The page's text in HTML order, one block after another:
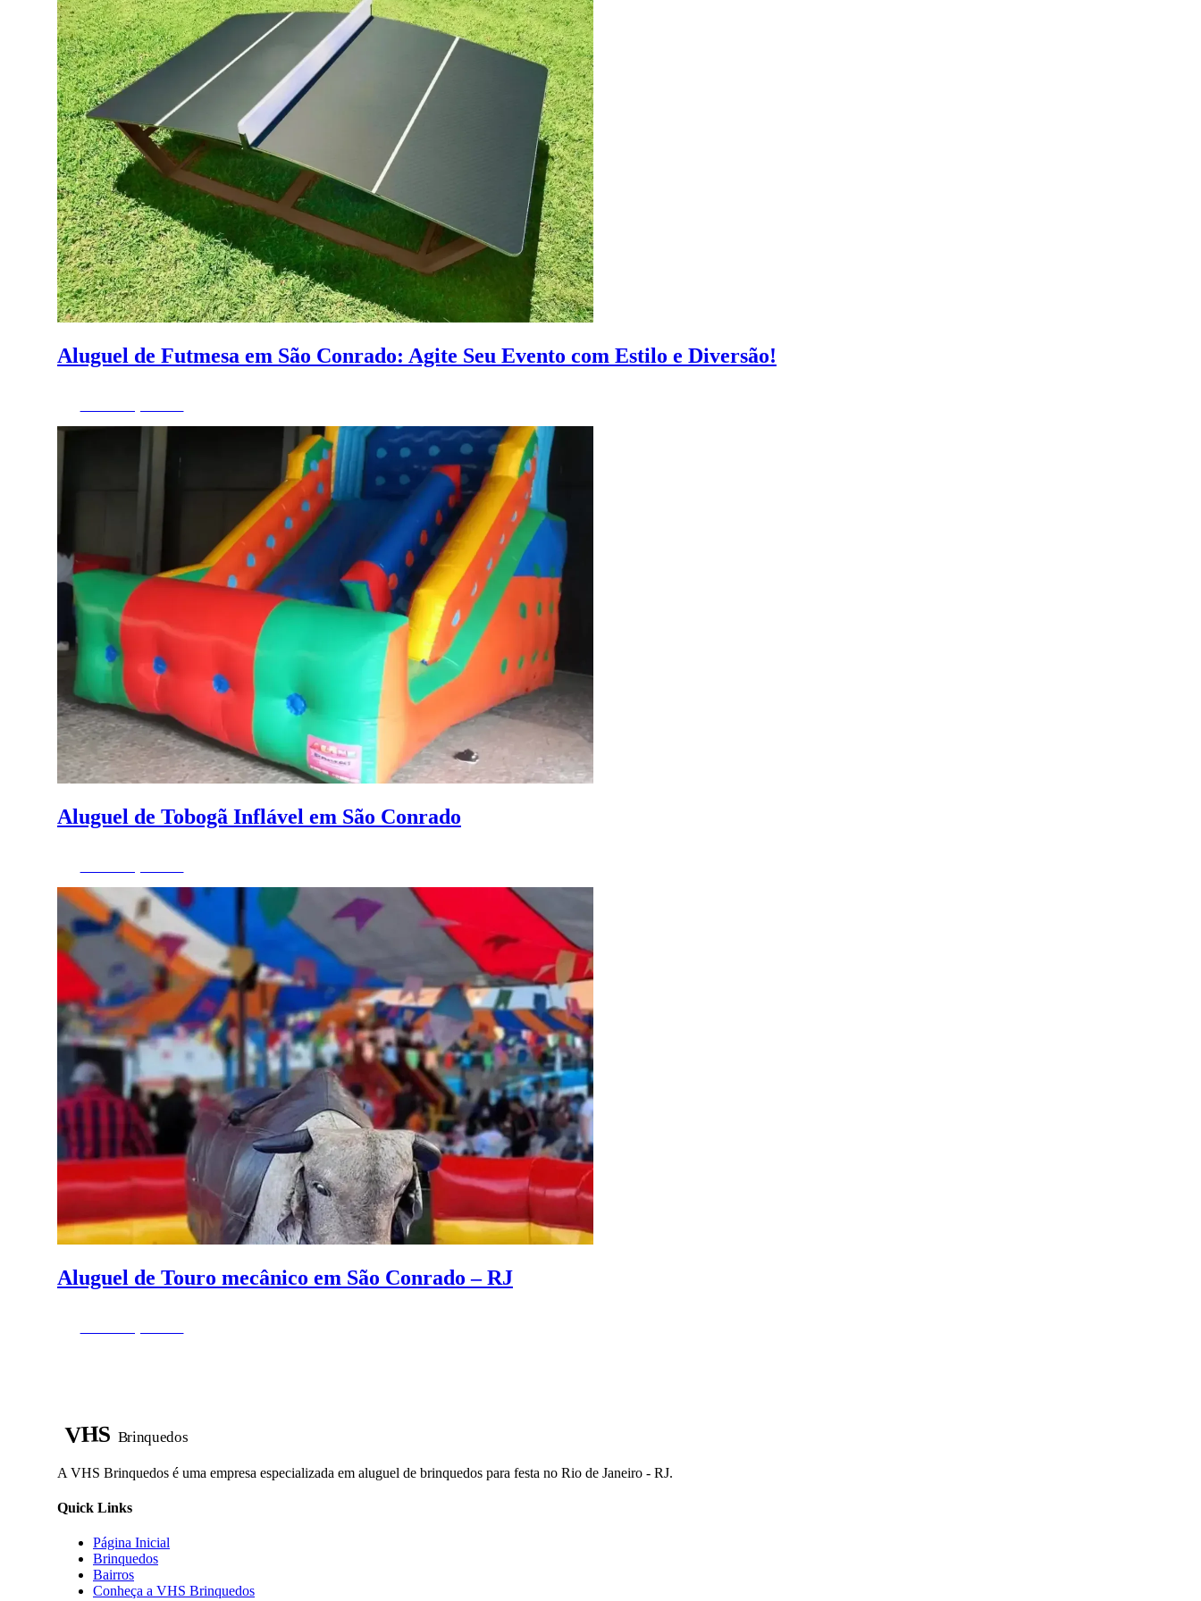
Aluguel de Futmesa em São Conrado: Agite Seu Evento com Estilo e Diversão!
Aluguel de Tobogã Inflável em São Conrado
Aluguel de Touro mecânico em São Conrado – RJ
VHS Brinquedos
A VHS Brinquedos é uma empresa especializada em aluguel de brinquedos para festa no Rio de Janeiro - RJ.
Quick Links
Página Inicial
Brinquedos
Bairros
Conheça a VHS Brinquedos